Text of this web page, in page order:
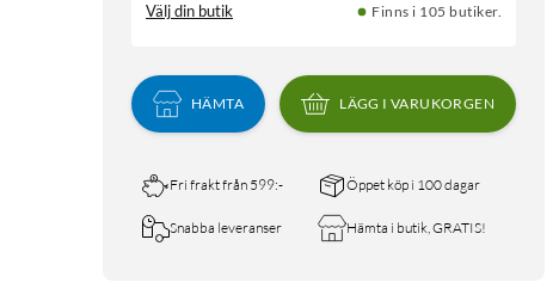
Välj din butik Finns i 105 butiker.
HÄMTA LÄGG I VARUKORGEN
Fri frakt från 599:- Öppet köp i 100 dagar
Snabba leveranser Hämta i butik, GRATIS!